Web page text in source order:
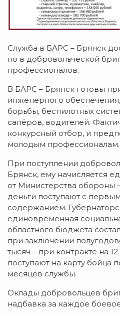
Служба в БАРС – Брянск
но в добровольческой
профессионалов.
В БАРС – Брянск готовы
инженерного
борьбы, беспилотных
сапёров, водителей.
конкурсный отбор, и
молодым профессионалам.
При поступлении
Брянск, ему начисляется
от Министерства обороны
деньги поступают с
содержанием.
единовременная
областного бюджета
при заключении
тысяч – при контракте на
поступают на карту бойца
месяцев службы.
Оклады добровольцев
надбавка за каждое